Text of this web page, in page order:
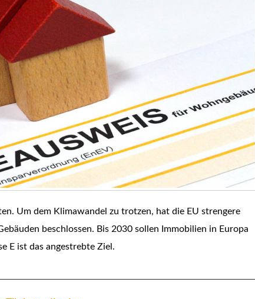
Um dem Klimawandel zu trotzen, hat die EU strengere
beschlossen. Bis 2030 sollen Immobilien in Europa
E ist das angestrebte Ziel.